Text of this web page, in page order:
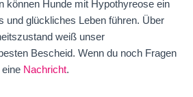
können Hunde mit Hypothyreose ein
und glückliches Leben führen. Über
weiß unser
Bescheid. Wenn du noch Fragen
Nachricht.